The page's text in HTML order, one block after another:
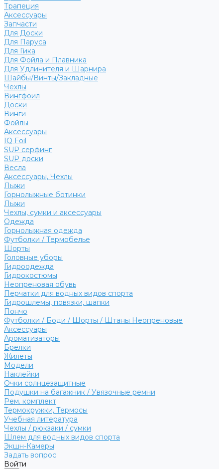
Трапеция
Аксессуары
Запчасти
Для Доски
Для Паруса
Для Гика
Для Фойла и Плавника
Для Удлинителя и Шарнира
Шайбы/Винты/Закладные
Чехлы
Вингфоил
Доски
Винги
Фойлы
Аксессуары
IQ Foil
SUP серфинг
SUP доски
Весла
Аксессуары, Чехлы
Лыжи
Горнолыжные ботинки
Лыжи
Чехлы, сумки и аксессуары
Одежда
Горнолыжная одежда
Футболки / Термобелье
Шорты
Головные уборы
Гидроодежда
Гидрокостюмы
Неопреновая обувь
Перчатки для водных видов спорта
Гидрошлемы, повязки, шапки
Пончо
Футболки / Боди / Шорты / Штаны Неопреновые
Аксессуары
Ароматизаторы
Брелки
Жилеты
Модели
Наклейки
Очки солнцезащитные
Подушки на багажник / Увязочные ремни
Рем. комплект
Термокружки, Термосы
Учебная литература
Чехлы / рюкзаки / сумки
Шлем для водных видов спорта
Экшн-Камеры
Задать вопрос
Войти